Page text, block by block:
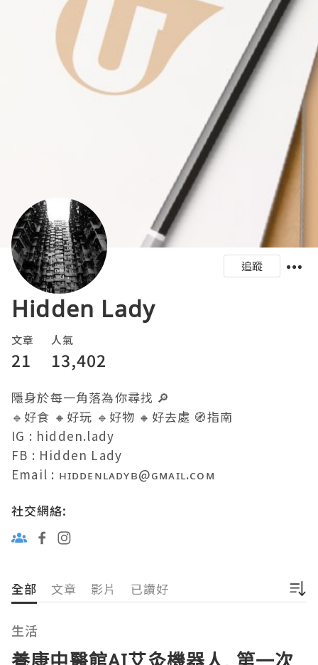
追蹤
Hidden Lady
文章
21
人氣
13,402
隱身於每一角落為你尋找 🔎
🔹好食 🔸好玩 🔹好物 🔸好去處 🧭指南
IG : hidden.lady
FB : Hidden Lady
Email : ʜɪᴅᴅᴇɴʟᴀᴅʏʙ@ɢᴍᴀɪʟ.ᴄᴏᴍ
社交網絡:
全部 文章 影片 已讚好
生活